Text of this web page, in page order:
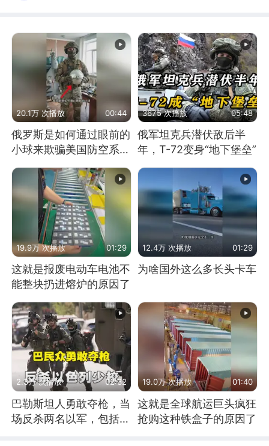
20.1万 次播放 00:44
俄罗斯是如何通过眼前的
小球来欺骗美国防空系统
的
3675 次播放 05:48
俄军坦克兵潜伏敌后半
年，T-72变身“地下堡垒”
19.9万 次播放 01:29
这就是报废电动车电池不
能整块扔进熔炉的原因了
12.4万 次播放 01:29
为啥国外这么多长头卡车
2.3万 次播放 02:32
巴勒斯坦人勇敢夺枪，当
场反杀两名以军，包括一
19.0万 次播放 01:40
这就是全球航运巨头疯狂
抢购这种铁盒子的原因了